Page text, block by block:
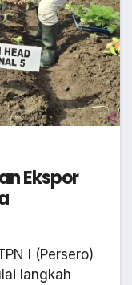
Ekspor
I (Persero)
langkah